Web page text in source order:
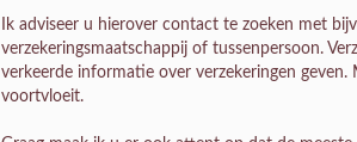
Ik adviseer u hierover contact te zoeken met
verzekeringsmaatschappij of tussenpersoon.
verkeerde informatie over verzekeringen
voortvloeit.